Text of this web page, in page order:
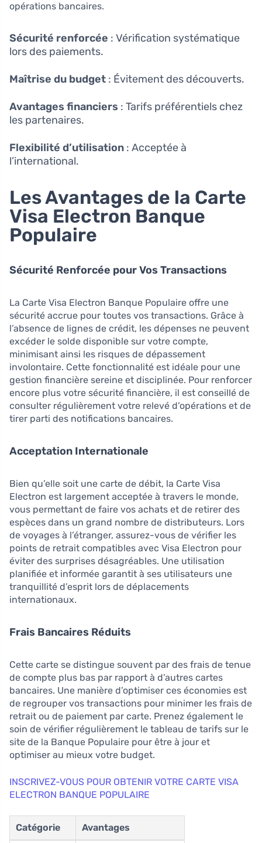
opérations bancaires.
Sécurité renforcée : Vérification systématique
lors des paiements.
Maîtrise du budget : Évitement des découverts.
Avantages financiers : Tarifs préférentiels chez
les partenaires.
Flexibilité d’utilisation : Acceptée à
l’international.
Les Avantages de la Carte
Visa Electron Banque
Populaire
Sécurité Renforcée pour Vos Transactions
La Carte Visa Electron Banque Populaire offre une
sécurité accrue pour toutes vos transactions. Grâce à
l’absence de lignes de crédit, les dépenses ne peuvent
excéder le solde disponible sur votre compte,
minimisant ainsi les risques de dépassement
involontaire. Cette fonctionnalité est idéale pour une
gestion financière sereine et disciplinée. Pour renforcer
encore plus votre sécurité financière, il est conseillé de
consulter régulièrement votre relevé d’opérations et de
tirer parti des notifications bancaires.
Acceptation Internationale
Bien qu’elle soit une carte de débit, la Carte Visa
Electron est largement acceptée à travers le monde,
vous permettant de faire vos achats et de retirer des
espèces dans un grand nombre de distributeurs. Lors
de voyages à l’étranger, assurez-vous de vérifier les
points de retrait compatibles avec Visa Electron pour
éviter des surprises désagréables. Une utilisation
planifiée et informée garantit à ses utilisateurs une
tranquillité d’esprit lors de déplacements
internationaux.
Frais Bancaires Réduits
Cette carte se distingue souvent par des frais de tenue
de compte plus bas par rapport à d’autres cartes
bancaires. Une manière d’optimiser ces économies est
de regrouper vos transactions pour minimer les frais de
retrait ou de paiement par carte. Prenez également le
soin de vérifier régulièrement le tableau de tarifs sur le
site de la Banque Populaire pour être à jour et
optimiser au mieux votre budget.
INSCRIVEZ-VOUS POUR OBTENIR VOTRE CARTE VISA
ELECTRON BANQUE POPULAIRE
Catégorie Avantages